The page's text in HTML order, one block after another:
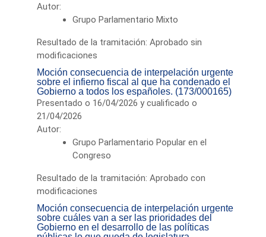
Autor:
Grupo Parlamentario Mixto
Resultado de la tramitación: Aprobado sin
modificaciones
Moción consecuencia de interpelación urgente
sobre el infierno fiscal al que ha condenado el
Gobierno a todos los españoles. (173/000165)
Presentado o 16/04/2026 y cualificado o
21/04/2026
Autor:
Grupo Parlamentario Popular en el
Congreso
Resultado de la tramitación: Aprobado con
modificaciones
Moción consecuencia de interpelación urgente
sobre cuáles van a ser las prioridades del
Gobierno en el desarrollo de las políticas